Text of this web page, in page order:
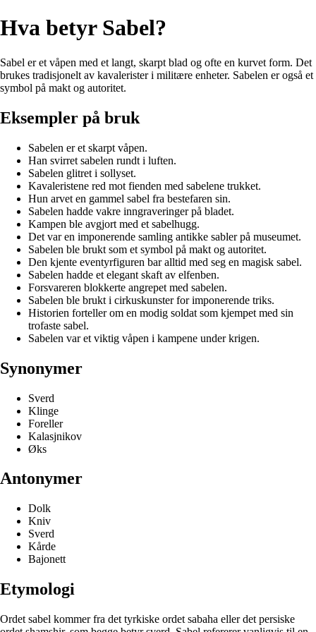
Hva betyr Sabel?
Sabel er et våpen med et langt, skarpt blad og ofte en kurvet form. Det
brukes tradisjonelt av kavalerister i militære enheter. Sabelen er også et
symbol på makt og autoritet.
Eksempler på bruk
Sabelen er et skarpt våpen.
Han svirret sabelen rundt i luften.
Sabelen glitret i sollyset.
Kavaleristene red mot fienden med sabelene trukket.
Hun arvet en gammel sabel fra bestefaren sin.
Sabelen hadde vakre inngraveringer på bladet.
Kampen ble avgjort med et sabelhugg.
Det var en imponerende samling antikke sabler på museumet.
Sabelen ble brukt som et symbol på makt og autoritet.
Den kjente eventyrfiguren bar alltid med seg en magisk sabel.
Sabelen hadde et elegant skaft av elfenben.
Forsvareren blokkerte angrepet med sabelen.
Sabelen ble brukt i cirkuskunster for imponerende triks.
Historien forteller om en modig soldat som kjempet med sin
trofaste sabel.
Sabelen var et viktig våpen i kampene under krigen.
Synonymer
Sverd
Klinge
Foreller
Kalasjnikov
Øks
Antonymer
Dolk
Kniv
Sverd
Kårde
Bajonett
Etymologi
Ordet sabel kommer fra det tyrkiske ordet sabaha eller det persiske